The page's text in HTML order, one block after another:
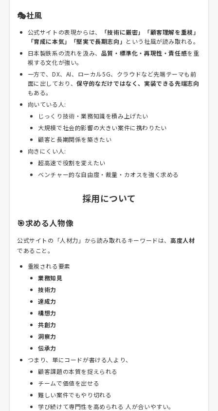
🎭社風
公式サイトの表現からは、
「技術に厳密」「顧客理解を重視」
「育成に本気」「堅実で長期志向」 という社風が読み取れる。
日本製鉄系の流れを汲み、 品質・標準化・再現性・責任感を重
視する文化が強い。
一方で、DX、AI、ローカル5G、クラウドなど先端テーマも前
面に出しており、保守的なだけではなく、実装できる先端志向
もある。
向いている人:
じっくり技術・業務知識を積み上げたい
大規模で社会的影響の大きい案件に携わりたい
顧客と長期関係を築きたい
向きにくい人:
超高速で役割を変えたい
ベンチャー的な自由度・裁量・カオスを強く求める
採用について
🎯求める人物像
公式サイトの「人材力」から読み取れるキーワードは、高度人材
であること。
重視される要素
業務知見
技術力
達成力
構想力
共創力
洞察力
伝承力
つまり、単にコードが書ける人より、
顧客課題の本質を捉えられる
チームで価値を出せる
難しい案件でもやり切れる
学び続けて専門性を高められる 人が合いやすい。